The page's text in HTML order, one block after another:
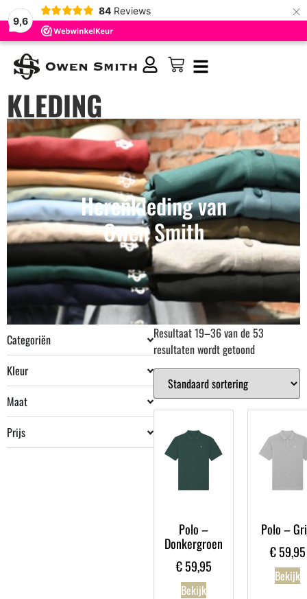
9,6
84 Reviews ×
KLEDING
Herenkleding van
Owen Smith
Categoriën
Kleur
Maat
Prijs
Resultaat 19–36 van de 53
resultaten wordt getoond
Polo –
Donkergroen
€59,95
Bekijk
Polo –
€59,95
Bekijk